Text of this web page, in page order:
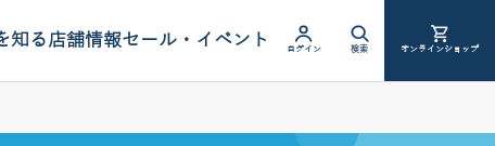
知る店舗情報セール・イベント ログイン 検索 オンラインショップ